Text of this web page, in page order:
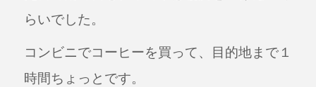
o
o
k
らいでした。
コンビニでコーヒーを買って、目的地まで１
時間ちょっとです。